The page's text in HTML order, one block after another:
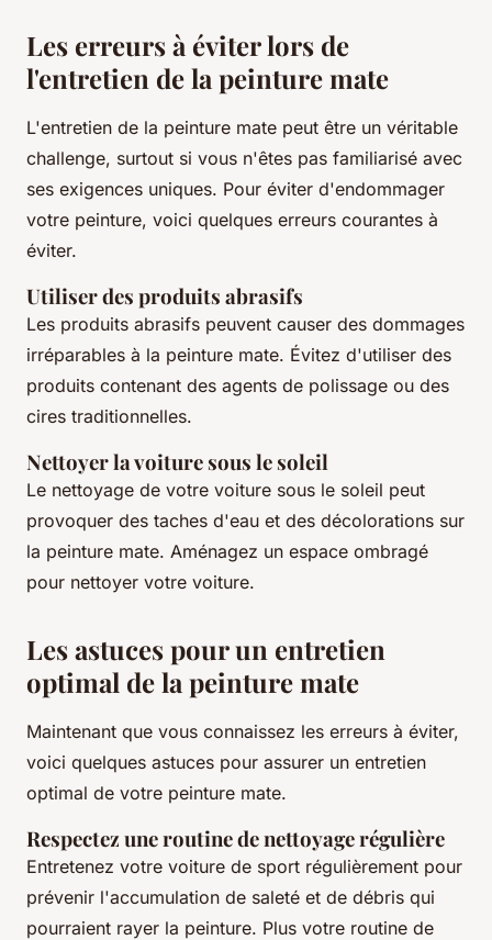
Les erreurs à éviter lors de
l'entretien de la peinture mate
L'entretien de la peinture mate peut être un véritable
challenge, surtout si vous n'êtes pas familiarisé avec
ses exigences uniques. Pour éviter d'endommager
votre peinture, voici quelques erreurs courantes à
éviter.
Utiliser des produits abrasifs
Les produits abrasifs peuvent causer des dommages
irréparables à la peinture mate. Évitez d'utiliser des
produits contenant des agents de polissage ou des
cires traditionnelles.
Nettoyer la voiture sous le soleil
Le nettoyage de votre voiture sous le soleil peut
provoquer des taches d'eau et des décolorations sur
la peinture mate. Aménagez un espace ombragé
pour nettoyer votre voiture.
Les astuces pour un entretien
optimal de la peinture mate
Maintenant que vous connaissez les erreurs à éviter,
voici quelques astuces pour assurer un entretien
optimal de votre peinture mate.
Respectez une routine de nettoyage régulière
Entretenez votre voiture de sport régulièrement pour
prévenir l'accumulation de saleté et de débris qui
pourraient rayer la peinture. Plus votre routine de